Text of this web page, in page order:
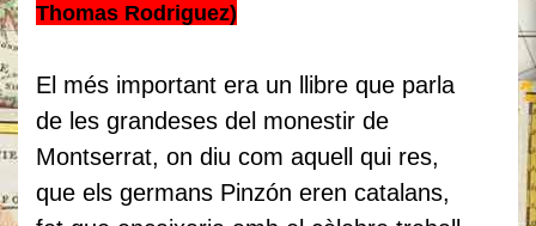
Thomas Rodriguez)
El més important era un llibre que parla
de les grandeses del monestir de
Montserrat, on diu com aquell qui res,
que els germans Pinzón eren catalans,